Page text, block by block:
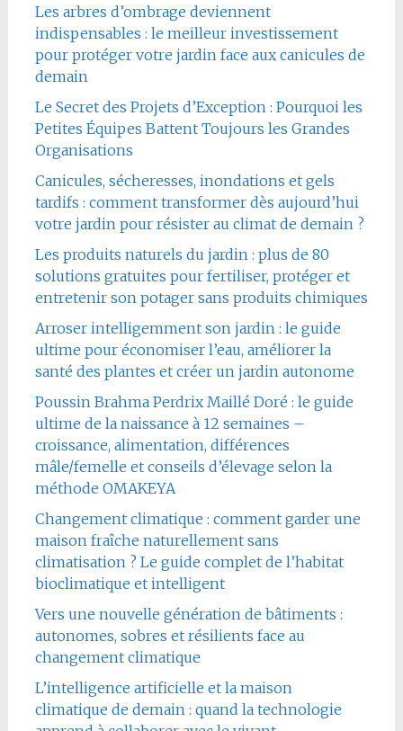
Les arbres d’ombrage deviennent
indispensables : le meilleur investissement
pour protéger votre jardin face aux canicules de
demain
Le Secret des Projets d’Exception : Pourquoi les
Petites Équipes Battent Toujours les Grandes
Organisations
Canicules, sécheresses, inondations et gels
tardifs : comment transformer dès aujourd’hui
votre jardin pour résister au climat de demain ?
Les produits naturels du jardin : plus de 80
solutions gratuites pour fertiliser, protéger et
entretenir son potager sans produits chimiques
Arroser intelligemment son jardin : le guide
ultime pour économiser l’eau, améliorer la
santé des plantes et créer un jardin autonome
Poussin Brahma Perdrix Maillé Doré : le guide
ultime de la naissance à 12 semaines –
croissance, alimentation, différences
mâle/femelle et conseils d’élevage selon la
méthode OMAKEYA
Changement climatique : comment garder une
maison fraîche naturellement sans
climatisation ? Le guide complet de l’habitat
bioclimatique et intelligent
Vers une nouvelle génération de bâtiments :
autonomes, sobres et résilients face au
changement climatique
L’intelligence artificielle et la maison
climatique de demain : quand la technologie